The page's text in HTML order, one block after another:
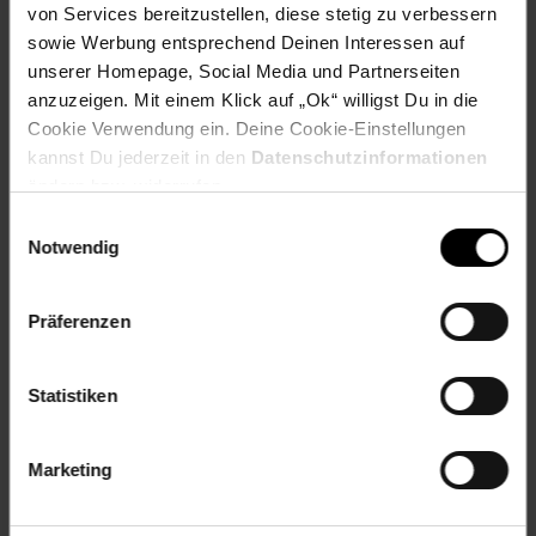
von Services bereitzustellen, diese stetig zu verbessern
sowie Werbung entsprechend Deinen Interessen auf
unserer Homepage, Social Media und Partnerseiten
anzuzeigen. Mit einem Klick auf „Ok“ willigst Du in die
Cookie Verwendung ein. Deine Cookie-Einstellungen
kannst Du jederzeit in den Datenschutzinformationen
Notwendig
Präferenzen
Statistiken
Marketing
Schnurfassung 235/0,18 m/mm
Bremskraft 4,0kg
Artikelnummer: 2692172000
EAN: 0036282121591
Artikel gehört zur Kategorie:Angel-Sets
Fußzeile
Weitere Online-Angebote